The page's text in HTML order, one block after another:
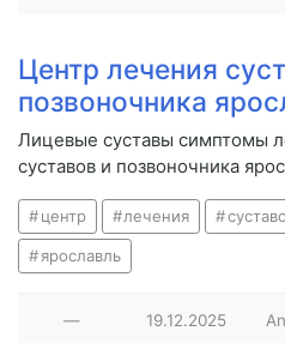
Центр лечения
позвоночника
Лицевые суставы симптомы
суставов и позвоночника
центр лечения
ярославль
— 19.12.2025